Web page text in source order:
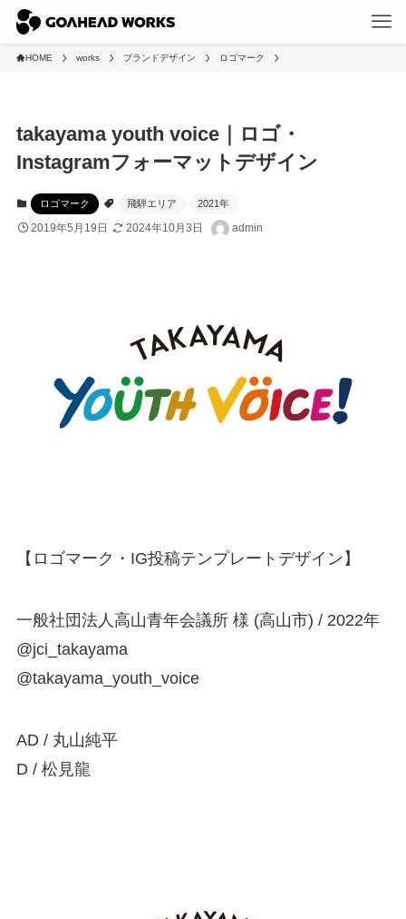
HOME works ブランドデザイン ロゴマーク
takayama youth voice｜ロゴ・
Instagramフォーマットデザイン
ロゴマーク 飛騨エリア 2021年
2019年5月19日 2024年10月3日 admin
【ロゴマーク・IG投稿テンプレートデザイン】
一般社団法人高山青年会議所 様 (高山市) / 2022年
@jci_takayama
@takayama_youth_voice
AD / 丸山純平
D / 松見龍